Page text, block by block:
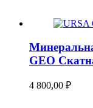
GEO
4 800,00 ₽